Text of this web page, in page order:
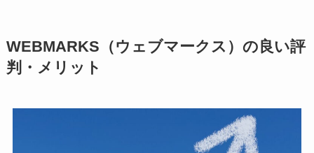
WEBMARKS（ウェブマークス）の良い評
判・メリット